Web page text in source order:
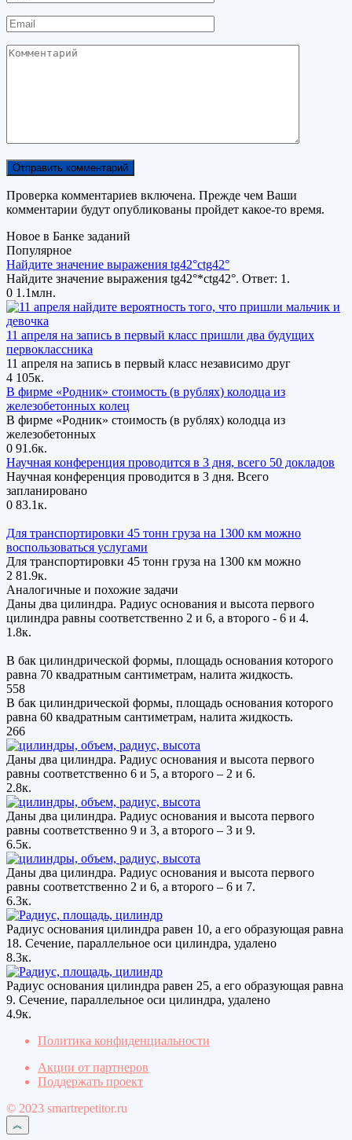
Email
Комментарий
Проверка комментариев включена. Прежде чем Ваши
комментарии будут опубликованы пройдет какое-то время.
Новое в Банке заданий
Популярное
Найдите значение выражения tg42°ctg42°
Найдите значение выражения tg42°*ctg42°. Ответ: 1.
0 1.1млн.
11 апреля на запись в первый класс пришли два будущих
первоклассника
11 апреля на запись в первый класс независимо друг
4 105к.
В фирме «Родник» стоимость (в рублях) колодца из
железобетонных колец
В фирме «Родник» стоимость (в рублях) колодца из
железобетонных
0 91.6к.
Научная конференция проводится в 3 дня, всего 50 докладов
Научная конференция проводится в 3 дня. Всего
запланировано
0 83.1к.
Для транспортировки 45 тонн груза на 1300 км можно
воспользоваться услугами
Для транспортировки 45 тонн груза на 1300 км можно
2 81.9к.
Аналогичные и похожие задачи
Даны два цилиндра. Радиус основания и высота первого
цилиндра равны соответственно 2 и 6, а второго - 6 и 4.
1.8к.
В бак цилиндрической формы, площадь основания которого
равна 70 квадратным сантиметрам, налита жидкость.
558
В бак цилиндрической формы, площадь основания которого
равна 60 квадратным сантиметрам, налита жидкость.
266
Даны два цилиндра. Радиус основания и высота первого
равны соответственно 6 и 5, а второго – 2 и 6.
2.8к.
Даны два цилиндра. Радиус основания и высота первого
равны соответственно 9 и 3, а второго – 3 и 9.
6.5к.
Даны два цилиндра. Радиус основания и высота первого
равны соответственно 2 и 6, а второго – 6 и 7.
6.3к.
Радиус основания цилиндра равен 10, а его образующая равна
18. Сечение, параллельное оси цилиндра, удалено
8.3к.
Радиус основания цилиндра равен 25, а его образующая равна
9. Сечение, параллельное оси цилиндра, удалено
4.9к.
Политика конфиденциальности
Акции от партнеров
Поддержать проект
© 2023 smartrepetitor.ru